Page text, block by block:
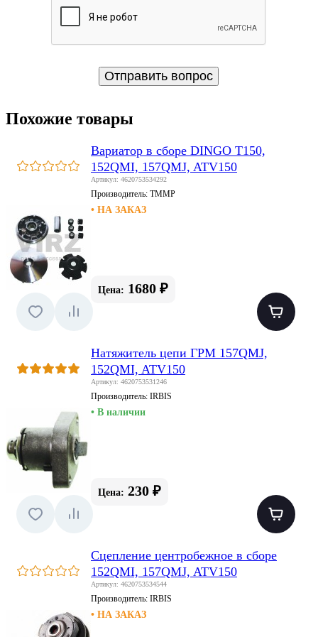
Похожие товары
Вариатор в сборе DINGO T150,
152QMI, 157QMJ, ATV150
Артикул: 4620753534292
Производитель: TMMP
• НА ЗАКАЗ
Цена: 1680 ₽
Натяжитель цепи ГРМ 157QMJ,
152QMI, ATV150
Артикул: 4620753531246
Производитель: IRBIS
• В наличии
Цена: 230 ₽
Сцепление центробежное в сборе
152QMI, 157QMJ, ATV150
Артикул: 4620753534544
Производитель: IRBIS
• НА ЗАКАЗ